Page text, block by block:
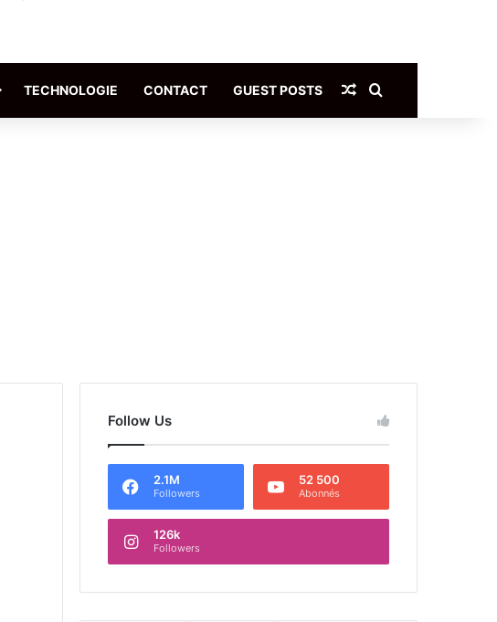
TECHNOLOGIE CONTACT GUEST POSTS Article Aléatoire
Follow Us
2.1M
Followers
52 500
Abonnés
126k
Followers